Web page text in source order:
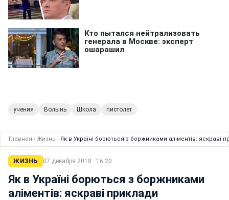
учения Волынь Школа пистолет
Главная › Жизнь › Як в Україні борються з боржниками аліментів: яскраві
ЖИЗНЬ 07 декабря 2018 · 16:20
Як в Україні борються з боржниками
аліментів: яскраві приклади